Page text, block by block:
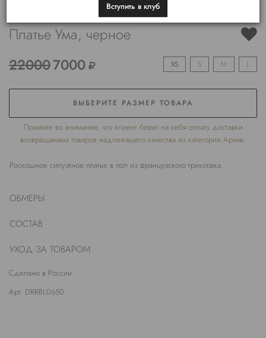
Платье Ума, черное
220007000 XS S M L
ВЫБЕРИТЕ РАЗМЕР ТОВАРА
Примите во внимание, что клиент берет на себя оплату доставки
возвращаемых товаров надлежащего качества из категории Архив.
Роскошное силуэтное платье в пол из французского трикотажа.
ОБМЕРЫ
СОСТАВ
УХОД ЗА ТОВАРОМ
Сделано в России
Арт. DRRBL0650
Вступить в клуб